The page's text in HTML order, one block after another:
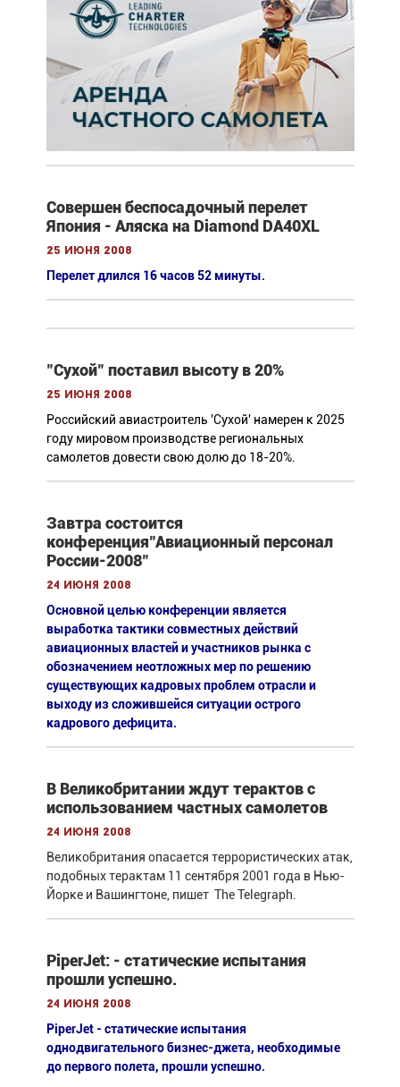
Совершен беспосадочный перелет
Япония - Аляска на Diamond DA40XL
25 июня 2008
Перелет длился 16 часов 52 минуты.
"Сухой" поставил высоту в 20%
25 июня 2008
Российский авиастроитель 'Сухой' намерен к 2025
году мировом производстве региональных
самолетов довести свою долю до 18-20%.
Завтра состоится
конференция"Авиационный персонал
России-2008"
24 июня 2008
Основной целью конференции является
выработка тактики совместных действий
авиационных властей и участников рынка с
обозначением неотложных мер по решению
существующих кадровых проблем отрасли и
выходу из сложившейся ситуации острого
кадрового дефицита.
В Великобритании ждут терактов с
использованием частных самолетов
24 июня 2008
Великобритания опасается террористических атак,
подобных терактам 11 сентября 2001 года в Нью-
Йорке и Вашингтоне, пишет The Telegraph.
PiperJet: - статические испытания
прошли успешно.
24 июня 2008
PiperJet - статические испытания
однодвигательного бизнес-джета, необходимые
до первого полета, прошли успешно.